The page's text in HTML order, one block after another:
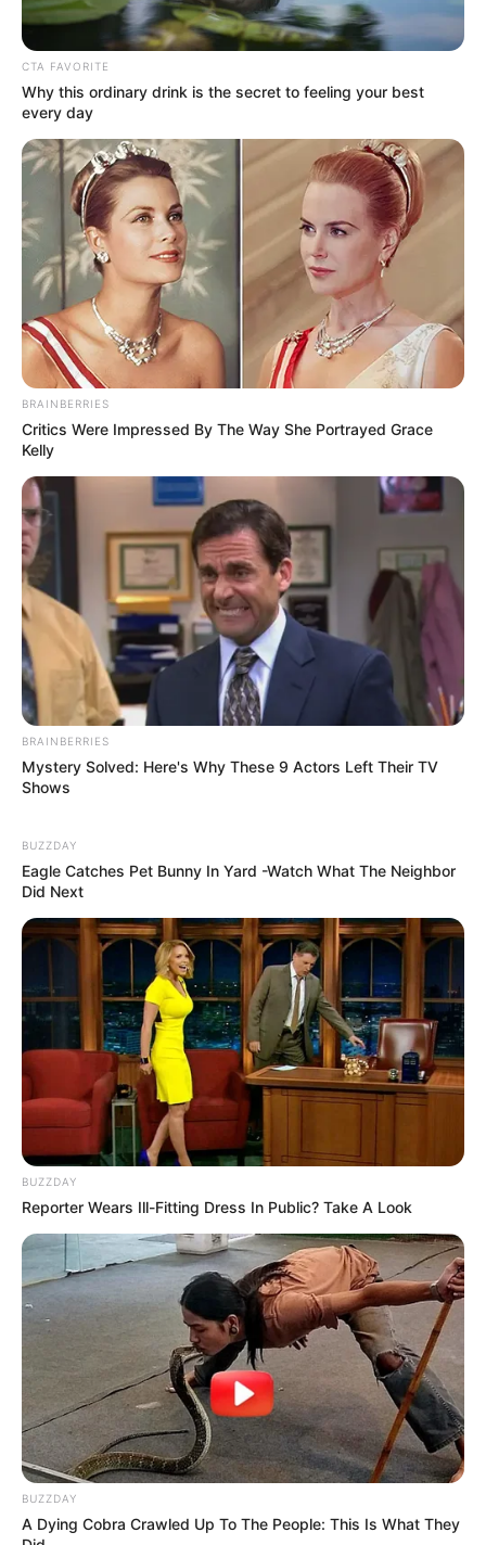
CTA FAVORITE
Why this ordinary drink is the secret to feeling your best
every day
BRAINBERRIES
Critics Were Impressed By The Way She Portrayed Grace
Kelly
BRAINBERRIES
Mystery Solved: Here's Why These 9 Actors Left Their TV
Shows
BUZZDAY
Eagle Catches Pet Bunny In Yard -Watch What The Neighbor
Did Next
BUZZDAY
Reporter Wears Ill-Fitting Dress In Public? Take A Look
BUZZDAY
A Dying Cobra Crawled Up To The People: This Is What They